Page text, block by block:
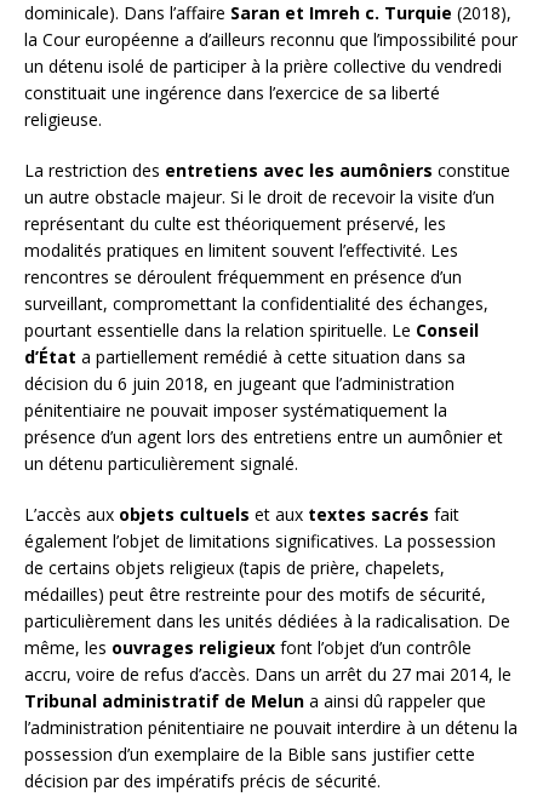
dominicale). Dans l’affaire Saran et Imreh c. Turquie (2018),
la Cour européenne a d’ailleurs reconnu que l’impossibilité pour
un détenu isolé de participer à la prière collective du vendredi
constituait une ingérence dans l’exercice de sa liberté
religieuse.
La restriction des entretiens avec les aumôniers constitue
un autre obstacle majeur. Si le droit de recevoir la visite d’un
représentant du culte est théoriquement préservé, les
modalités pratiques en limitent souvent l’effectivité. Les
rencontres se déroulent fréquemment en présence d’un
surveillant, compromettant la confidentialité des échanges,
pourtant essentielle dans la relation spirituelle. Le Conseil
d’État a partiellement remédié à cette situation dans sa
décision du 6 juin 2018, en jugeant que l’administration
pénitentiaire ne pouvait imposer systématiquement la
présence d’un agent lors des entretiens entre un aumônier et
un détenu particulièrement signalé.
L’accès aux objets cultuels et aux textes sacrés fait
également l’objet de limitations significatives. La possession
de certains objets religieux (tapis de prière, chapelets,
médailles) peut être restreinte pour des motifs de sécurité,
particulièrement dans les unités dédiées à la radicalisation. De
même, les ouvrages religieux font l’objet d’un contrôle
accru, voire de refus d’accès. Dans un arrêt du 27 mai 2014, le
Tribunal administratif de Melun a ainsi dû rappeler que
l’administration pénitentiaire ne pouvait interdire à un détenu la
possession d’un exemplaire de la Bible sans justifier cette
décision par des impératifs précis de sécurité.